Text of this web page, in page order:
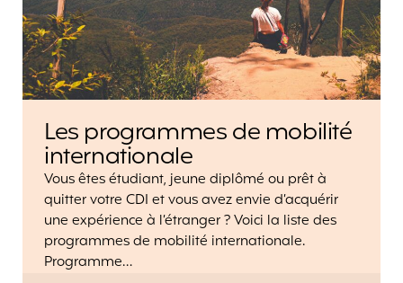
Les programmes de mobilité
internationale
Vous êtes étudiant, jeune diplômé ou prêt à
quitter votre CDI et vous avez envie d’acquérir
une expérience à l’étranger ? Voici la liste des
programmes de mobilité internationale.
Programme…